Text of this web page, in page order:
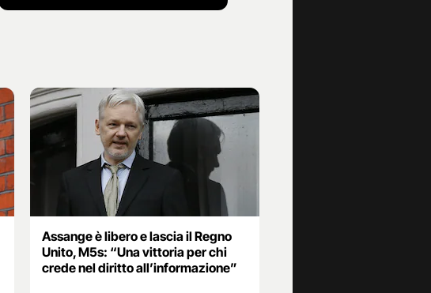
Assange è libero e lascia il Regno
Unito, M5s: “Una vittoria per chi
crede nel diritto all’informazione”